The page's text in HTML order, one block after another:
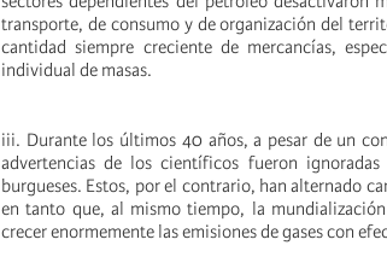
transporte, de consumo y de organización del
cantidad siempre creciente de mercancías,
individual de masas.
iii. Durante los últimos 40 años, a pesar de un
advertencias de los científicos fueron
burgueses. Estos, por el contrario, han alternado
en tanto que, al mismo tiempo, la
crecer enormemente las emisiones de gases con